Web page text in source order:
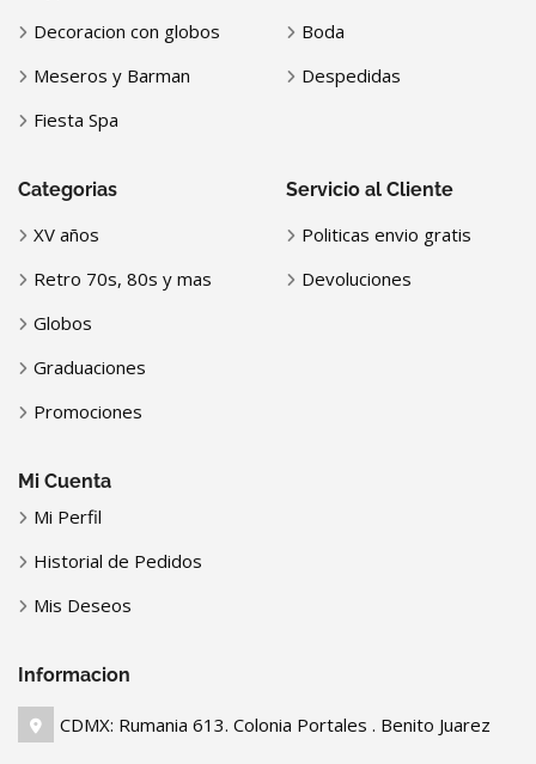
Decoracion con globos
Meseros y Barman
Fiesta Spa
Boda
Despedidas
Categorias
XV años
Retro 70s, 80s y mas
Globos
Graduaciones
Promociones
Servicio al Cliente
Politicas envio gratis
Devoluciones
Mi Cuenta
Mi Perfil
Historial de Pedidos
Mis Deseos
Informacion
CDMX: Rumania 613. Colonia Portales . Benito Juarez